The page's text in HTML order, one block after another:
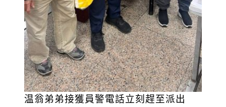
温翁弟弟接獲員警電話立刻趕至派出